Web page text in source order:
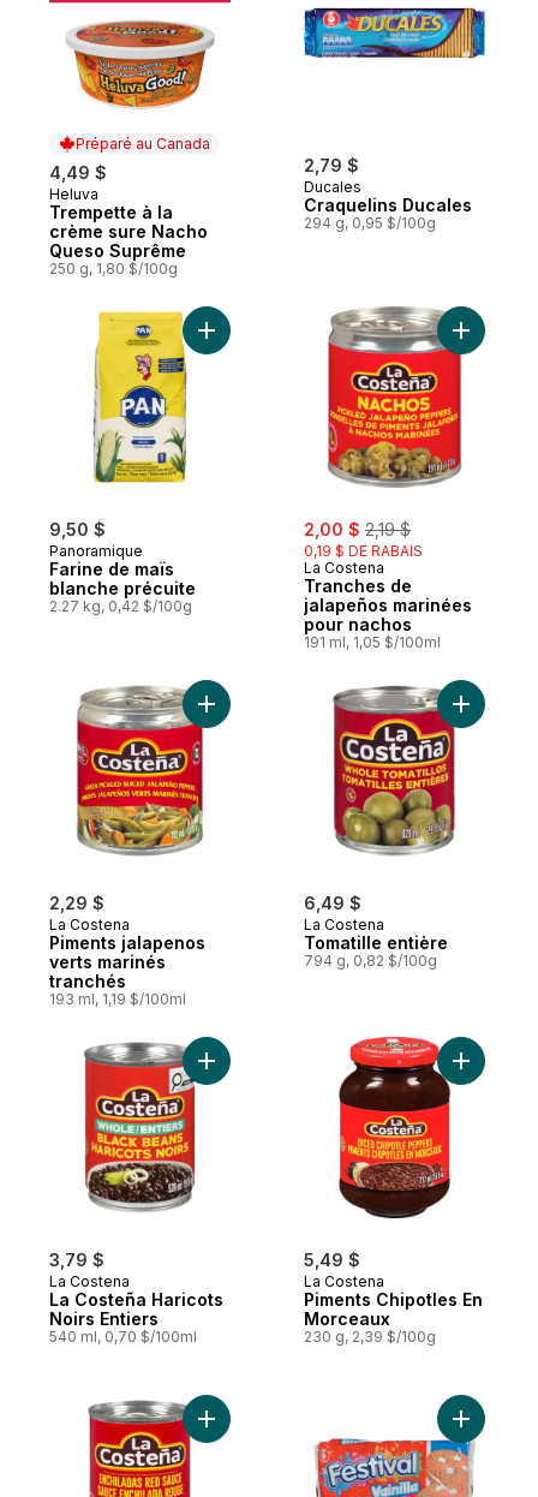
Préparé au Canada
4,49 $
Préparé au Canada
Heluva
Trempette à la
crème sure Nacho
Queso Suprême
250 g, 1,80 $/100g
2,79 $
Ducales
Craquelins Ducales
294 g, 0,95 $/100g
9,50 $
Panoramique
Farine de maïs
blanche précuite
2.27 kg, 0,42 $/100g
Ajouter Farine de maïs blanche précuite
sale:
2,00 $ , formerly:
2,19 $
0,19 $ DE RABAIS
La Costena
Tranches de
jalapeños marinées
pour nachos
191 ml, 1,05 $/100ml
Ajouter
2,29 $
La Costena
Piments jalapenos
verts marinés
tranchés
193 ml, 1,19 $/100ml
Ajouter Piments jalapenos verts marinés
6,49 $
La Costena
Tomatille entière
794 g, 0,82 $/100g
Ajouter
3,79 $
La Costena
La Costeña Haricots
Noirs Entiers
540 ml, 0,70 $/100ml
Ajouter La Costeña Haricots Noirs Entiers
5,49 $
La Costena
Piments Chipotles En
Morceaux
230 g, 2,39 $/100g
Ajouter
Ajouter Sauce enchilada rouge au panier
Ajouter